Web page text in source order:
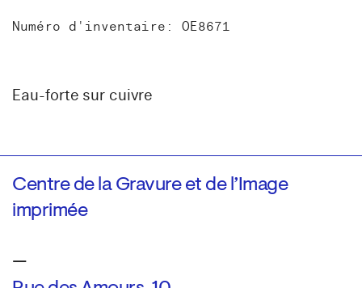
Numéro d'inventaire: OE8671
Eau-forte sur cuivre
Centre de la Gravure et de l’Image
imprimée
—